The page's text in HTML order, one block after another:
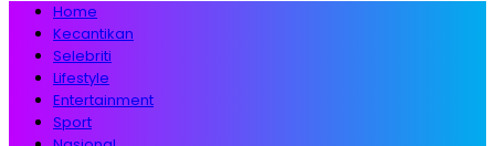
Home
Kecantikan
Selebriti
Lifestyle
Entertainment
Sport